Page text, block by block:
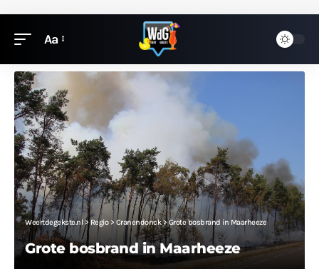
Aa
Weertdegekste.nl >Regio> Cranendonck>Grote bosbrand in Maarheeze
Grote bosbrand in Maarheeze